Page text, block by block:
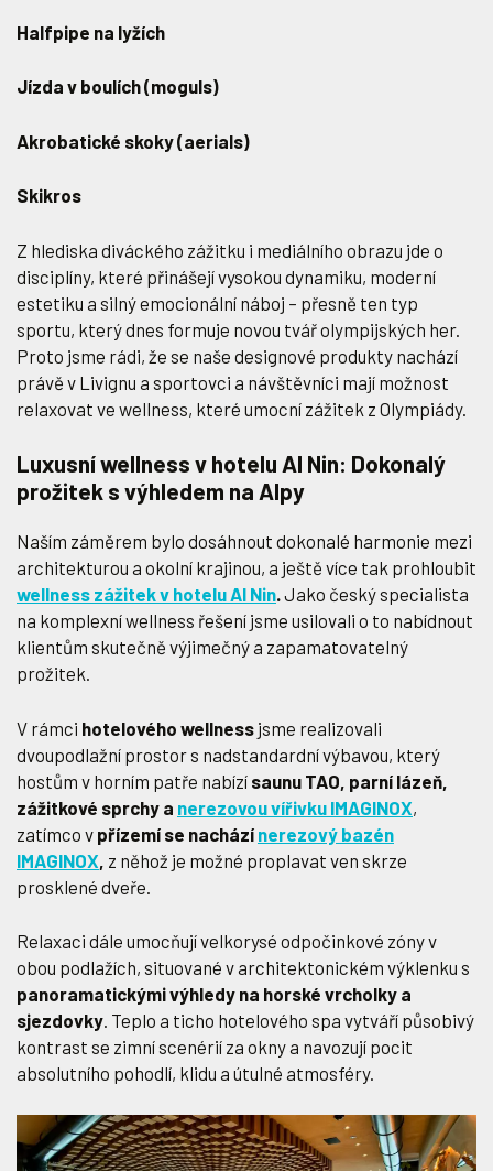
Halfpipe na lyžích
Jízda v boulích (moguls)
Akrobatické skoky (aerials)
Skikros
Z hlediska diváckého zážitku i mediálního obrazu jde o
disciplíny, které přinášejí vysokou dynamiku, moderní
estetiku a silný emocionální náboj – přesně ten typ
sportu, který dnes formuje novou tvář olympijských her.
Proto jsme rádi, že se naše designové produkty nachází
právě v Livignu a sportovci a návštěvníci mají možnost
relaxovat ve wellness, které umocní zážitek z Olympiády.
Luxusní wellness v hotelu Al Nin: Dokonalý
prožitek s výhledem na Alpy
Naším záměrem bylo dosáhnout dokonalé harmonie mezi
architekturou a okolní krajinou, a ještě více tak prohloubit
wellness zážitek v hotelu Al Nin.Jako český specialista
na komplexní wellness řešení jsme usilovali o to nabídnout
klientům skutečně výjimečný a zapamatovatelný
prožitek.
V rámci hotelového wellness jsme realizovali
dvoupodlažní prostor s nadstandardní výbavou, který
hostům v horním patře nabízí saunu TAO, parní lázeň,
zážitkové sprchy a nerezovou vířivku IMAGINOX,
zatímco v přízemí se nachází nerezový bazén
IMAGINOX z něhož je možné proplavat ven skrze
prosklené dveře.
Relaxaci dále umocňují velkorysé odpočinkové zóny v
obou podlažích, situované v architektonickém výklenku s
panoramatickými výhledy na horské vrcholky a
sjezdovky. Teplo a ticho hotelového spa vytváří působivý
kontrast se zimní scenérií za okny a navozují pocit
absolutního pohodlí, klidu a útulné atmosféry.